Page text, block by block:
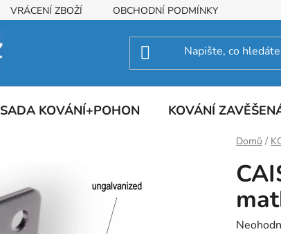
VRÁCENÍ ZBOŽÍ OBCHODNÍ PODMÍNKY
SADA KOVÁNÍ+POHON KOVÁNÍ
Domů /